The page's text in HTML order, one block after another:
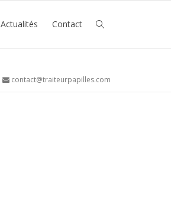
Actualités Contact
contact@traiteurpapilles.com